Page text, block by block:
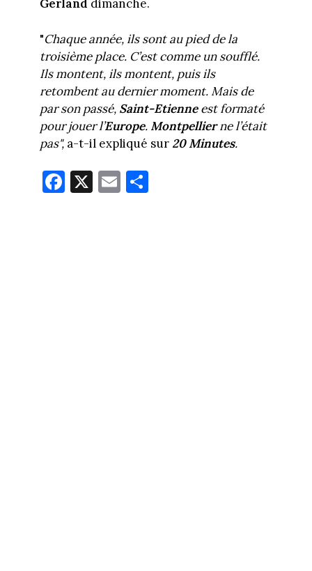
Gerland dimanche.
"Chaque année, ils sont au pied de la
troisième place. C’est comme un soufflé.
Ils montent, ils montent, puis ils
retombent au dernier moment. Mais de
par son passé, Saint-Etienneest formaté
pour jouer l’Europe.Montpellierne l’était
pas", a-t-il expliqué sur 20 Minutes.
Fa
ce
X E
m
Pa
rt